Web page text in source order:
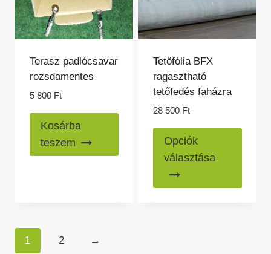
Terasz padlócsavar
rozsdamentes
5 800 Ft
Kosárba
teszem
Tetőfólia BFX
ragasztható
tetőfedés faházra
28 500 Ft
Opciók
választása
több
1 2 →